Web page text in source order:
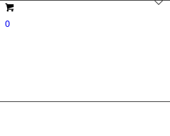
0